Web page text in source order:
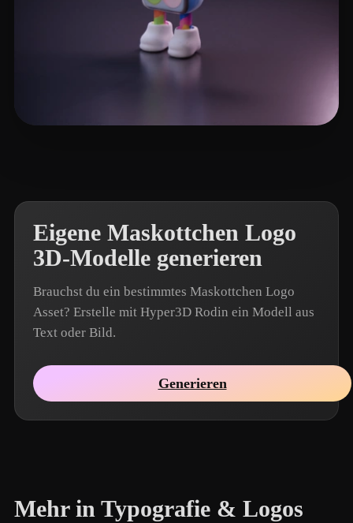
Eigene Maskottchen Logo
3D-Modelle generieren
Brauchst du ein bestimmtes Maskottchen Logo
Asset? Erstelle mit Hyper3D Rodin ein Modell aus
Text oder Bild.
Generieren
Mehr in Typografie & Logos